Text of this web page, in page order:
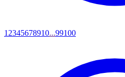
1 2345678910...99100